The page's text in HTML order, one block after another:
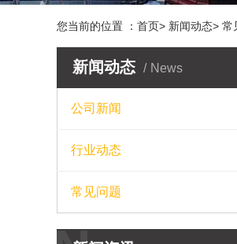
您当前的位置 ：首页> 新闻动态>
新闻动态 News
公司新闻
行业动态
常见问题